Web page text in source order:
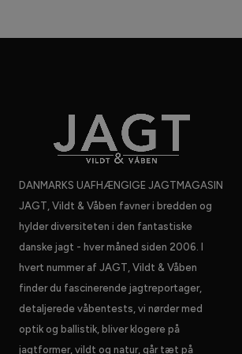
DANMARKS UAFHÆNGIGE JAGTMAGASIN
JAGT, Vildt & Våben favner i bredden og
hylder diversiteten i den fantastiske
danske jagt - hver måned siden 2006. I
hvert nummer af JAGT, Vildt & Våben
finder du fascinerende jagtreportager,
detaljerede våbentests, vi nørder med
optik og ballistik, bliver klogere på
jagtformer, vildt og natur, går tæt på